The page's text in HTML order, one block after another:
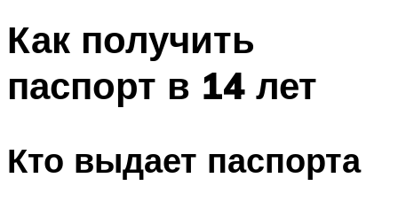
Как получить
паспорт в 14 лет
Кто выдает паспорта